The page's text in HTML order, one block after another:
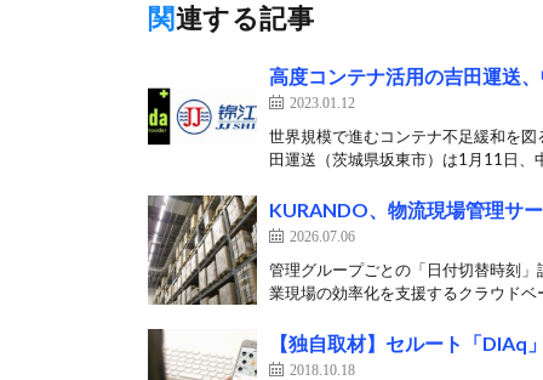
関連する記事
高度コンテナ活用の吉田運送
2023.01.12
世界規模で進むコンテナ不足緩和を
田運送（茨城県坂東市）は1月11日、
KURANDO、物流現場管理サ
2026.07.06
管理グループごとの「日付切替時刻
業現場の効率化を支援するクラウド
【独自取材】セルート「DIAq
2018.10.18